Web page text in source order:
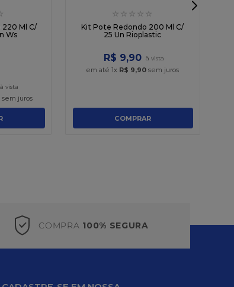
Ml C/
Ws
sem juros
☆ ☆ ☆ ☆ ☆
Kit Pote Redondo 200 Ml C/
25 Un Rioplastic
R$ 9,90
em até1x R$ 9,90 sem juros
COMPRAR
COMPRA 100% SEGURA